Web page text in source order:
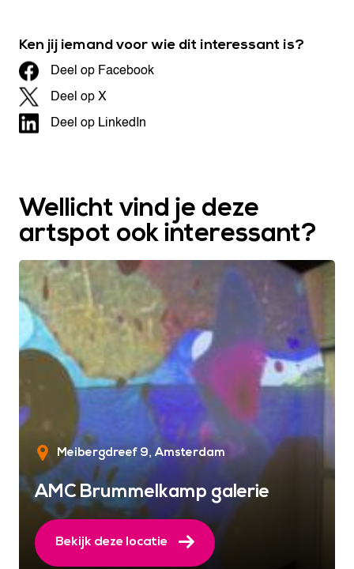
Ken jij iemand voor wie dit interessant is?
Deel op Facebook
Deel op X
Deel op LinkedIn
Wellicht vind je deze
artspot ook interessant?
Meibergdreef 9 Amsterdam
AMC Brummelkamp galerie
Bekijk deze locatie